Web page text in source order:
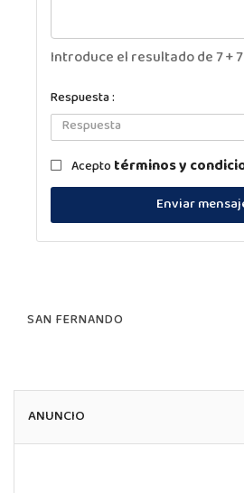
Introduce el resultado de 7 +
Respuesta :
Aceptotérminos y
Enviar
SAN FERNANDO
ANUNCIO